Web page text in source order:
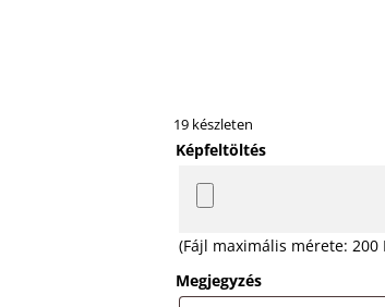
19 készleten
Képfeltöltés
(Fájl maximális mérete: 200
Megjegyzés